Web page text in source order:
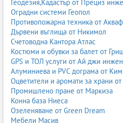
подходящ ъгъл спрямо
Чести грешки при пясъкоструене
Неправилното пясъкоструене
повърхността, неравномерно
боята.
Избор на неподходящ
повреди повърхността;
Прекалено високо налягане
Неправилен ъгъл на дюзата
почистване;
Геодезия,Кадастър от Прециз
Оградни системи Геопол
Противопожарна техника от
Дървени въглища от Никимол
Счетоводна Кантора Атлас
Костюми и обувки за балет от
GPS и ТОЛ услуги от Ай джи
Алуминиева и PVC дограма от
Оцветители и аромати за храни
Промишлено пране от Маркиза
Конна база Ниеса
Озеленяване от Green Dream
Мебели Масив